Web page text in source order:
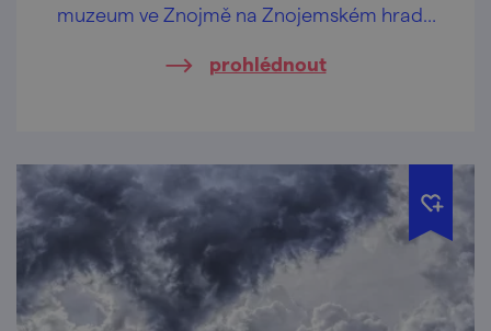
muzeum ve Znojmě na Znojemském hradě
jejich pra/rodiče.
prohlédnout